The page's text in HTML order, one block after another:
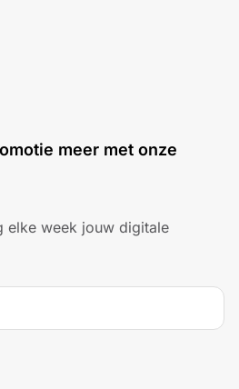
meer met onze
elke week jouw digitale